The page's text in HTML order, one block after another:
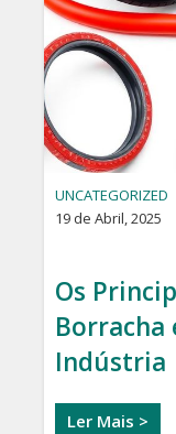
UNCATEGORIZED
19 de Abril, 2025
Os
Borracha
Indústria
Ler Mais >